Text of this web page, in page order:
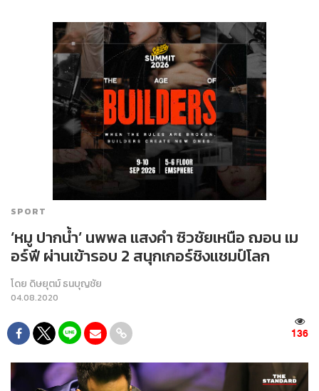
SPORT
‘หมู ปากน้ำ’ นพพล แสงคำ ซิวชัยเหนือ ฌอน เม
อร์ฟี ผ่านเข้ารอบ 2 สนุกเกอร์ชิงแชมป์โลก
โดย ดิษยุตม์ ธนบุญชัย
04.08.2020
136